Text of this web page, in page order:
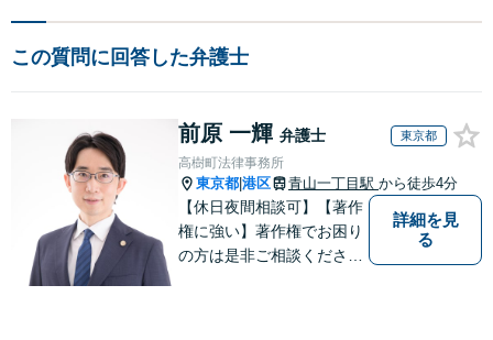
この質問に回答した弁護士
前原 一輝 弁護士 東京都
高樹町法律事務所
東京都 港区 青山一丁目駅 から徒歩4分
【休日夜間相談可】【著作
権に強い】著作権でお困り
の方は是非ご相談くださ
詳細を見
る